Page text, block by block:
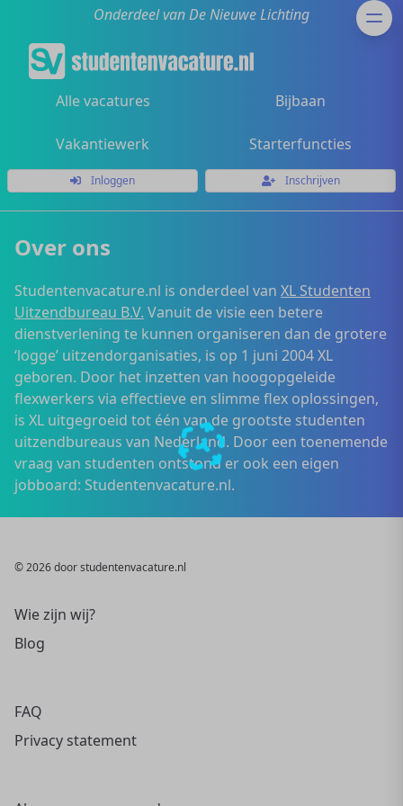
Onderdeel van De Nieuwe Lichting
Alle vacatures Bijbaan
Vakantiewerk Starterfuncties
Inloggen Inschrijven
Over ons
Studentenvacature.nl is onderdeel van XL Studenten
Uitzendbureau B.V. Vanuit de visie een betere
dienstverlening te kunnen organiseren dan de grotere
‘logge’ uitzendorganisaties, is op 1 juni 2004 XL
geboren. Door het inzetten van hoogopgeleide
flexwerkers via effectieve en slimme flex oplossingen,
is XL uitgegroeid tot één van de grootste studenten
uitzendbureaus van Nederland. Door een toenemende
vraag van studenten ontstond er ook een eigen
jobboard: Studentenvacature.nl.
© 2026 door studentenvacature.nl
Wie zijn wij?
Blog
FAQ
Privacy statement